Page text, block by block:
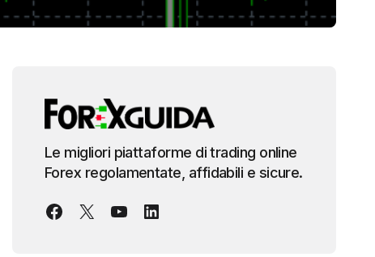
Le migliori piattaforme di trading online
Forex regolamentate, affidabili e sicure.